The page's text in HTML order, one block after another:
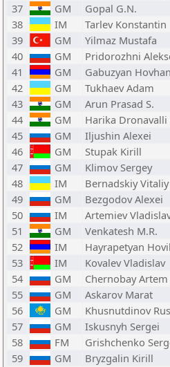
37
GM Gopal G.N.
38
IM Tarlev Konstantin
39
GM Yilmaz Mustafa
40
GM Pridorozhni
41
GM Gabuzyan
42
GM Tukhaev Adam
43
GM Arun Prasad S.
44
GM Harika Dronavalli
45
GM Iljushin Alexei
46
GM Stupak Kirill
47
GM Klimov Sergey
48
IM Bernadskiy Vitaliy
49
GM Bezgodov Alexei
50
IM Artemiev
51
GM Venkatesh M.R.
52
IM Hayrapetyan
53
IM Kovalev Vladislav
54
GM Chernobay Artem
55
GM Askarov Marat
56
GM Khusnutdinov
57
GM Iskusnyh Sergei
58
FM Grishchenko
59
GM Bryzgalin Kirill